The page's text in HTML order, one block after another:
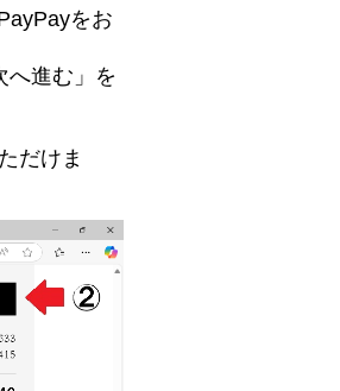
をお
進む」を
だけま